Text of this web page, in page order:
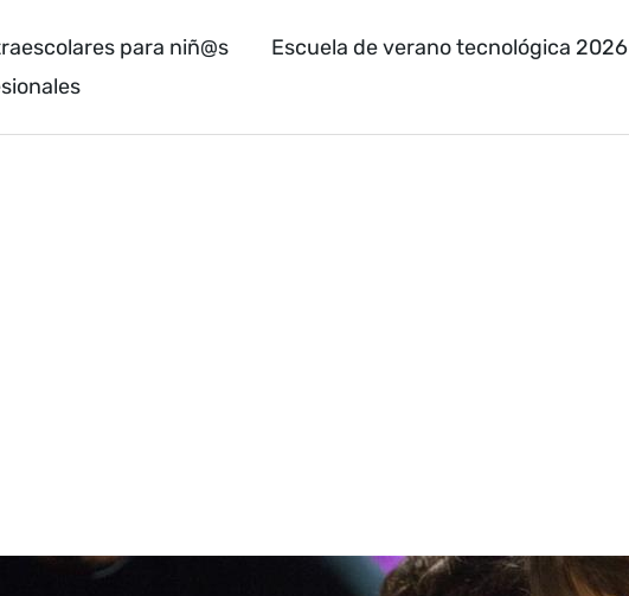
para niñ@s
Escuela de verano tecnológica 2026